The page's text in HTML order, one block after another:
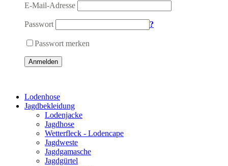
E-Mail-Adresse
Passwort ?
Passwort merken
Anmelden
Lodenhose
Jagdbekleidung
Lodenjacke
Jagdhose
Wetterfleck - Lodencape
Jagdweste
Jagdgamasche
Jagdgürtel